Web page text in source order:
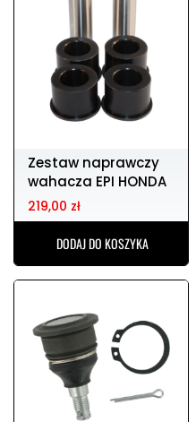
Zestaw naprawczy
wahacza EPI HONDA
TRX 200 D
219,00 zł
DODAJ DO KOSZYKA